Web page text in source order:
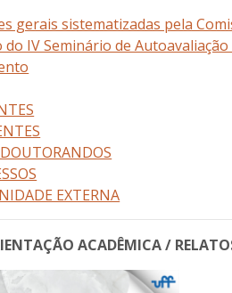
gerais sistematizadas pela
IV Seminário de Autoavaliação
EXTERNA
ACADÊMICA /